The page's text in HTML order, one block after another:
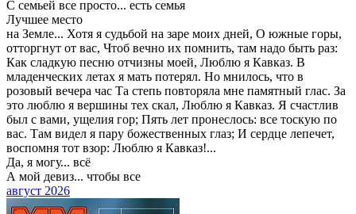
С семьей все просто... есть семья
Лучшее место
на Земле... Хотя я судьбой на заре моих дней, О южные горы,
отторгнут от вас, Чтоб вечно их помнить, там надо быть раз:
Как сладкую песню отчизны моей, Люблю я Кавказ. В
младенческих летах я мать потерял. Но мнилось, что в
розовый вечера час Та степь повторяла мне памятный глас. За
это люблю я вершины тех скал, Люблю я Кавказ. Я счастлив
был с вами, ущелия гор; Пять лет пронеслось: все тоскую по
вас. Там видел я пару божественных глаз; И сердце лепечет,
воспомня тот взор: Люблю я Кавказ!...
Да, я могу... всё
А мой девиз... чтобы все
август 2026